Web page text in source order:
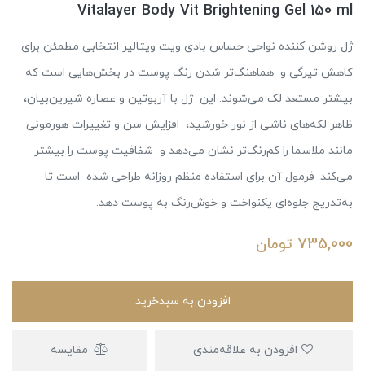
Vitalayer Body Vit Brightening Gel 150 ml
ژل روشن کننده نواحی حساس بادی ویت ویتالیر انتخابی مطمئن برای
کاهش تیرگی و هماهنگ‌تر شدن رنگ پوست در بخش‌هایی است که
بیشتر مستعد لک می‌شوند. این ژل با آربوتین و عصاره شیرین‌بیان،
ظاهر لکه‌های ناشی از نور خورشید، افزایش سن و تغییرات هورمونی
مانند ملاسما را کم‌رنگ‌تر نشان می‌دهد و شفافیت پوست را بیشتر
می‌کند. فرمول آن برای استفاده منظم روزانه طراحی شده است تا
به‌تدریج جلوه‌ای یکنواخت و خوش‌رنگ به پوست دهد.
735,000 تومان
افزودن به سبدخرید
مقایسه